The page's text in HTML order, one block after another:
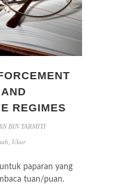
REGIMES
BIN TARMITI
Ukur
paparan yang
tuan/puan.